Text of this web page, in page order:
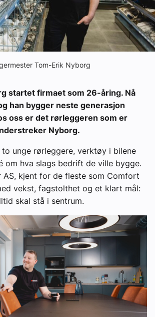
Byggfakta Nyheter
Aktuelt
Tom-Erik Nyborg
startet firmaet som 26-åring. Nå
han bygger neste generasjon
oss er det rørleggeren som er
Nyborg.
unge rørleggere, verktøy i bilene
om hva slags bedrift de ville bygge.
AS, kjent for de fleste som Comfort
vekst, fagstolthet og et klart mål:
skal stå i sentrum.